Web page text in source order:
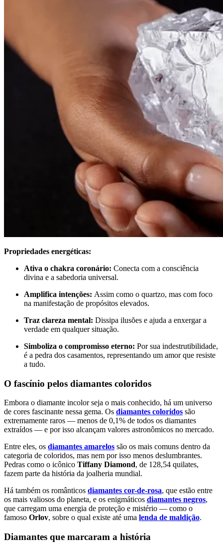
Propriedades energéticas:
Ativa o chakra coronário: Conecta com a consciência
divina e a sabedoria universal.
Amplifica intenções: Assim como o quartzo, mas com foco
na manifestação de propósitos elevados.
Traz clareza mental: Dissipa ilusões e ajuda a enxergar a
verdade em qualquer situação.
Simboliza o compromisso eterno: Por sua indestrutibilidade,
é a pedra dos casamentos, representando um amor que resiste
a tudo.
O fascínio pelos diamantes coloridos
Embora o diamante incolor seja o mais conhecido, há um universo
de cores fascinante nessa gema. Os diamantes coloridos são
extremamente raros — menos de 0,1% de todos os diamantes
extraídos — e por isso alcançam valores astronômicos no mercado.
Entre eles, os diamantes amarelos são os mais comuns dentro da
categoria de coloridos, mas nem por isso menos deslumbrantes.
Pedras como o icônico Tiffany Diamond, de 128,54 quilates,
fazem parte da história da joalheria mundial.
Há também os românticos diamantes cor-de-rosa, que estão entre
os mais valiosos do planeta, e os enigmáticos diamantes negros,
que carregam uma energia de proteção e mistério — como o
famoso Orlov, sobre o qual existe até uma lenda de maldição.
Diamantes que marcaram a história